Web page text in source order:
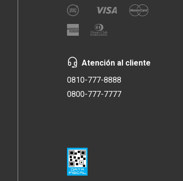
Atención al cliente
0810-777-8888
0800-777-7777